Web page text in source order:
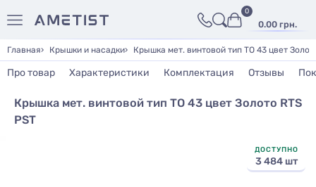
0.00 грн.
0
Главная Крышки и насадки Крышка мет. винтовой тип ТО 43 цвет
Про товар Характеристики Комплектация Отзывы
Крышка мет. винтовой тип ТО 43 цвет Золото RTS
PST
ДОСТУПНО
3 484 шт